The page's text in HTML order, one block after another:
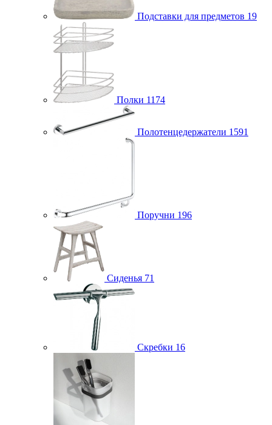
Подставки для предметов 19
Полки 1174
Полотенцедержатели 1591
Поручни 196
Сиденья 71
Скребки 16